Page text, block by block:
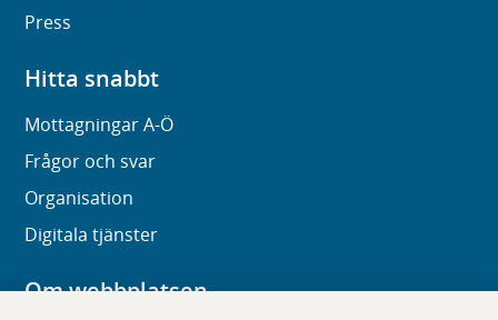
Press
Hitta snabbt
Mottagningar A-Ö
Frågor och svar
Organisation
Digitala tjänster
Om webbplatsen